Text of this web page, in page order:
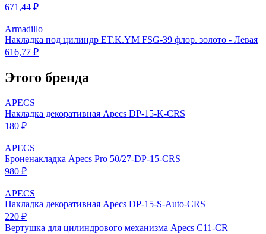
671,44 ₽
Armadillo
Накладка под цилиндр ET.K.YM FSG-39 флор. золото - Левая
616,77 ₽
Этого бренда
APECS
Накладка декоративная Apecs DP-15-K-CRS
180 ₽
APECS
Броненакладка Apecs Pro 50/27-DP-15-CRS
980 ₽
APECS
Накладка декоративная Apecs DP-15-S-Auto-CRS
220 ₽
Вертушка для цилиндрового механизма Apecs C11-CR